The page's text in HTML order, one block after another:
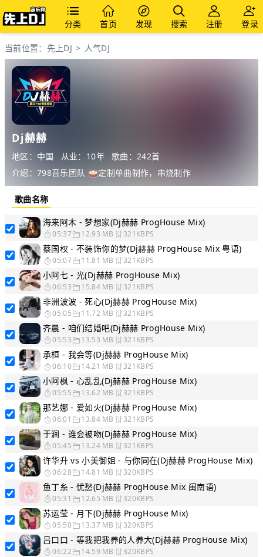
分类 首页 发现 搜索 注册 登录
当前位置： 先上DJ > 人气DJ
Dj赫赫
地区：中国 从业：10年
歌曲：242首
介绍：798音乐团队 🥁定制单曲制作，串烧制作
歌曲名称
海来阿木 - 梦想家(Dj赫赫 ProgHouse Mix)
05:37 12.93 MB 321KBPS
蔡国权 - 不装饰你的梦(Dj赫赫 ProgHouse Mix 粤语)
05:07 11.81 MB 321KBPS
小阿七 - 光(Dj赫赫 ProgHouse Mix)
06:53 15.84 MB 321KBPS
非洲波波 - 死心(Dj赫赫 ProgHouse Mix)
05:05 11.72 MB 321KBPS
齐晨 - 咱们结婚吧(Dj赫赫 ProgHouse Mix)
05:53 13.53 MB 321KBPS
承桓 - 我会等(Dj赫赫 ProgHouse Mix)
06:10 14.21 MB 321KBPS
小阿枫 - 心乱乱(Dj赫赫 ProgHouse Mix)
05:55 13.62 MB 321KBPS
那艺娜 - 爱如火(Dj赫赫 ProgHouse Mix)
06:01 13.84 MB 321KBPS
于涧 - 谁会被吻(Dj赫赫 ProgHouse Mix)
05:45 13.24 MB 321KBPS
许华升 vs 小美御姐 - 与你同在(Dj赫赫 ProgHouse Mix)
06:28 14.81 MB 320KBPS
鱼丁糸 - 忧愁(Dj赫赫 ProgHouse Mix 闽南语)
05:31 12.65 MB 320KBPS
苏运莹 - 月下(Dj赫赫 ProgHouse Mix)
05:50 13.37 MB 320KBPS
吕口口 - 等我把我养的人养大(Dj赫赫 ProgHouse Mix)
06:22 14.59 MB 320KBPS